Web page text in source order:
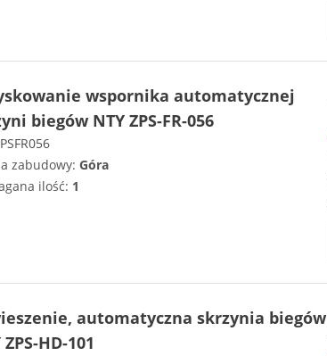
wspornika automatycznej
biegów NTY ZPS-FR-056
zabudowy: Góra
ilość: 1
automatyczna skrzynia biegów
ZPS-HD-101